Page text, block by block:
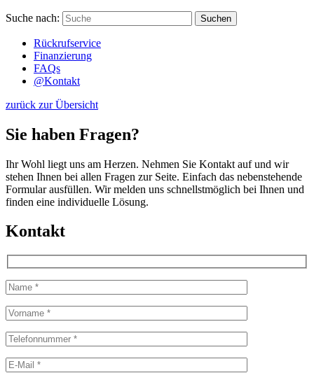
Suche nach: Suchen
Rückrufservice
Finanzierung
FAQs
@Kontakt
zurück zur Übersicht
Sie haben Fragen?
Ihr Wohl liegt uns am Herzen. Nehmen Sie Kontakt auf und wir
stehen Ihnen bei allen Fragen zur Seite. Einfach das nebenstehende
Formular ausfüllen. Wir melden uns schnellstmöglich bei Ihnen und
finden eine individuelle Lösung.
Kontakt